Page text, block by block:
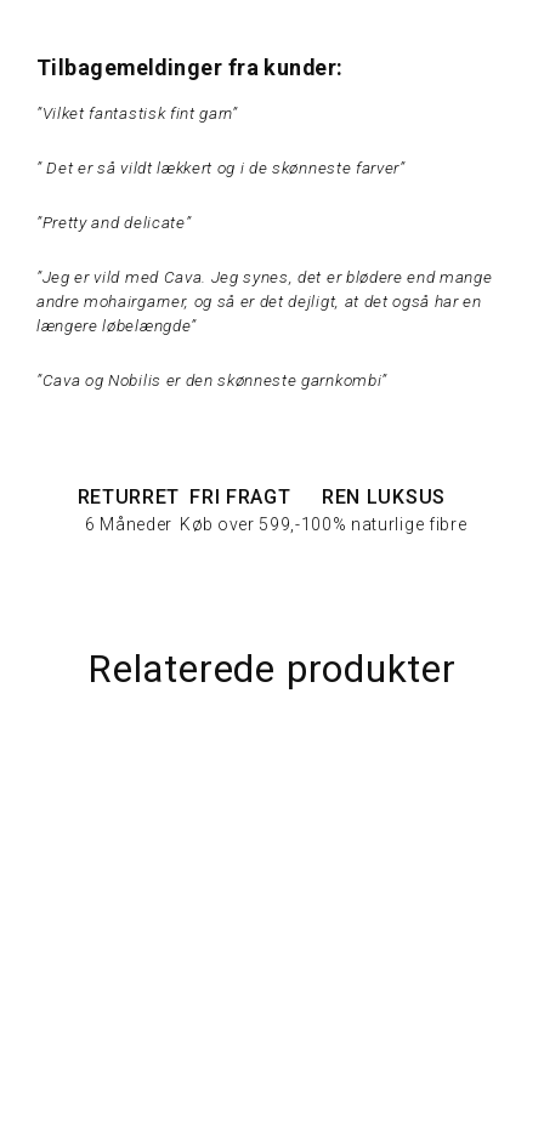
Tilbagemeldinger fra kunder:
”Vilket fantastisk fint garn”
” Det er så vildt lækkert og i de skønneste farver”
”Pretty and delicate”
”Jeg er vild med Cava. Jeg synes, det er blødere end mange
andre mohairgarner, og så er det dejligt, at det også har en
længere løbelængde”
”Cava og Nobilis er den skønneste garnkombi”
RETURRET
6 Måneder
FRI FRAGT
Køb over 599,-
REN LUKSUS
100% naturlige fibre
Relaterede produkter